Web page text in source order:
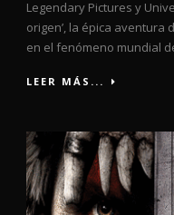
Legendary Pictures y
origen’, la épica
en el fenómeno mundial
LEER MÁS...